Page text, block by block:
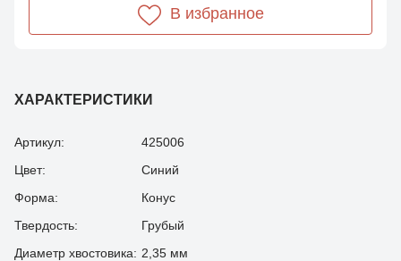
ХАРАКТЕРИСТИКИ
Артикул:
425006
Цвет:
Синий
Форма:
Конус
Твердость:
Грубый
Диаметр хвостовика: 2,35 мм
В избранное